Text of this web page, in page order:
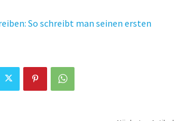
So schreibt man seinen ersten